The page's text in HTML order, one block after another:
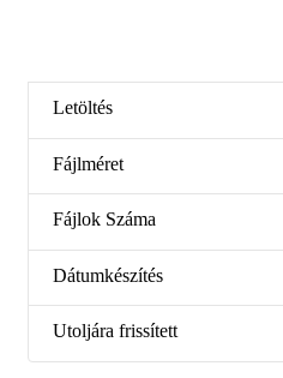
Letöltés
Fájlméret
Fájlok Száma
Dátumkészítés
Utoljára frissített